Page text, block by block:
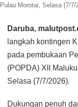
Pulau Morotai, Selasa (7/7/
Daruba,
langkah kontingen
pada pembukaan
(POPDA) XII
Selasa (7/7/2026).
Dukungan penuh